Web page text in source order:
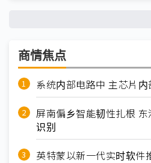
商情焦点
系统内部电路中 主芯片
屏南偏乡智能韧性扎根
识别
英特蒙以新一代实时软件